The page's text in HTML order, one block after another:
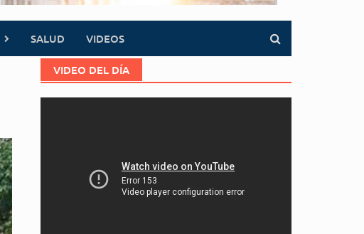
SALUD VIDEOS
VIDEO DEL DÍA